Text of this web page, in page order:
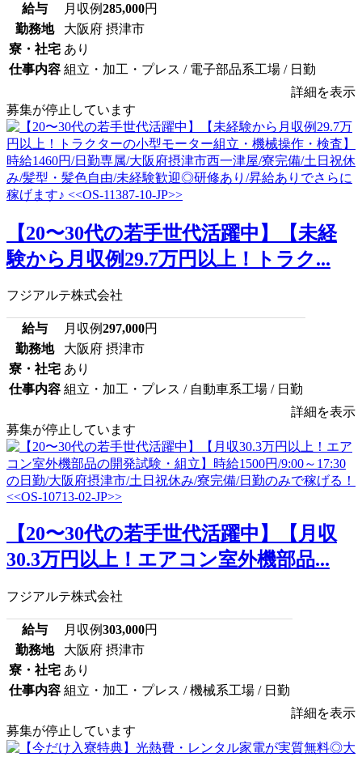
給与 月収例285,000円
勤務地
大阪府 摂津市
寮・社宅 あり
仕事内容 組立・加工・プレス / 電子部品系工場 / 日勤
詳細を表示
募集が停止しています
【20〜30代の若手世代活躍中】【未経
験から月収例29.7万円以上！トラク...
フジアルテ株式会社
給与 月収例297,000円
勤務地
大阪府 摂津市
寮・社宅 あり
仕事内容 組立・加工・プレス / 自動車系工場 / 日勤
詳細を表示
募集が停止しています
【20〜30代の若手世代活躍中】【月収
30.3万円以上！エアコン室外機部品...
フジアルテ株式会社
給与 月収例303,000円
勤務地
大阪府 摂津市
寮・社宅 あり
仕事内容 組立・加工・プレス / 機械系工場 / 日勤
詳細を表示
募集が停止しています